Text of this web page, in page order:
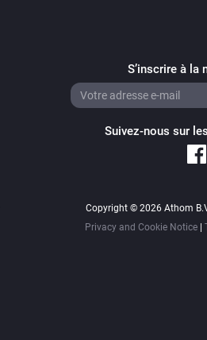
S’inscrire à la
Suivez-nous sur
Copyright © 2026 Athom
Privacy and Cookie Notice